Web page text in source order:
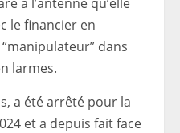
le financier en
dans
larmes.
a été arrêté pour la
et a depuis fait face